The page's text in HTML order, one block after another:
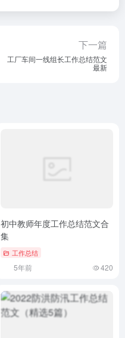
下一篇
工厂车间一线组长工作总结范文
最新
初中教师年度工作总结范文合
集
工作总结
5年前 420